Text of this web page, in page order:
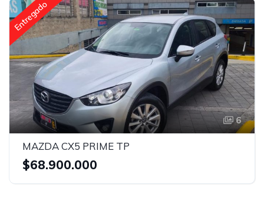
Entregado
6
MAZDA CX5 PRIME TP
$68.900.000